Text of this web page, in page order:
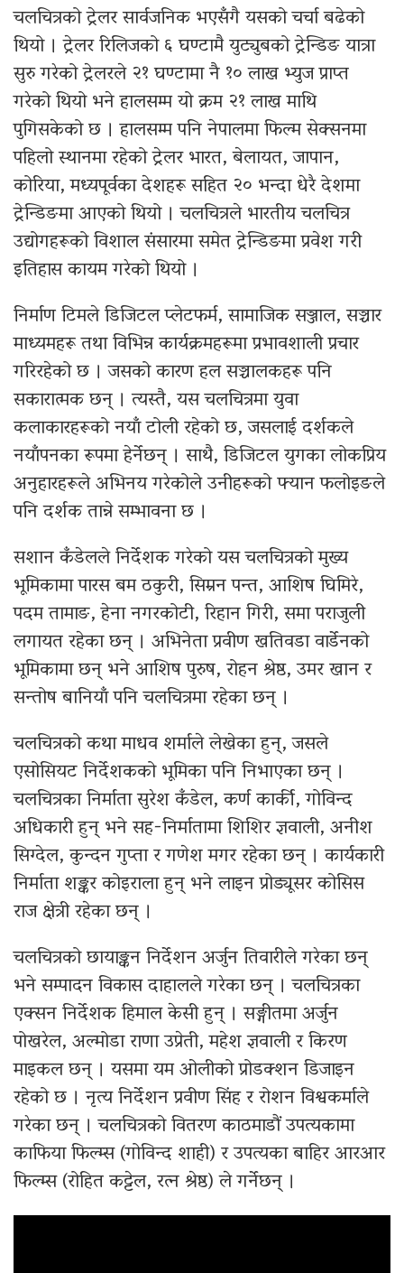
चलचित्रको ट्रेलर सार्वजनिक भएसँगै यसको चर्चा बढेको
थियो । ट्रेलर रिलिजको ६ घण्टामै युट्युबको ट्रेन्डिङ यात्रा
सुरु गरेको ट्रेलरले २१ घण्टामा नै १० लाख भ्युज प्राप्त
गरेको थियो भने हालसम्म यो क्रम २१ लाख माथि
पुगिसकेको छ । हालसम्म पनि नेपालमा फिल्म सेक्सनमा
पहिलो स्थानमा रहेको ट्रेलर भारत, बेलायत, जापान,
कोरिया, मध्यपूर्वका देशहरू सहित २० भन्दा धेरै देशमा
ट्रेन्डिङमा आएको थियो । चलचित्रले भारतीय चलचित्र
उद्योगहरूको विशाल संसारमा समेत ट्रेन्डिङमा प्रवेश गरी
इतिहास कायम गरेको थियो ।
निर्माण टिमले डिजिटल प्लेटफर्म, सामाजिक सञ्जाल, सञ्चार
माध्यमहरू तथा विभिन्न कार्यक्रमहरूमा प्रभावशाली प्रचार
गरिरहेको छ । जसको कारण हल सञ्चालकहरू पनि
सकारात्मक छन् । त्यस्तै, यस चलचित्रमा युवा
कलाकारहरूको नयाँ टोली रहेको छ, जसलाई दर्शकले
नयाँपनका रूपमा हेर्नेछन् । साथै, डिजिटल युगका लोकप्रिय
अनुहारहरूले अभिनय गरेकोले उनीहरूको फ्यान फलोइङले
पनि दर्शक तान्ने सम्भावना छ ।
सशान कँडेलले निर्देशक गरेको यस चलचित्रको मुख्य
भूमिकामा पारस बम ठकुरी, सिम्रन पन्त, आशिष घिमिरे,
पदम तामाङ, हेना नगरकोटी, रिहान गिरी, समा पराजुली
लगायत रहेका छन् । अभिनेता प्रवीण खतिवडा वार्डेनको
भूमिकामा छन् भने आशिष पुरुष, रोहन श्रेष्ठ, उमर खान र
सन्तोष बानियाँ पनि चलचित्रमा रहेका छन् ।
चलचित्रको कथा माधव शर्माले लेखेका हुन्, जसले
एसोसियट निर्देशकको भूमिका पनि निभाएका छन् ।
चलचित्रका निर्माता सुरेश कँडेल, कर्ण कार्की, गोविन्द
अधिकारी हुन् भने सह-निर्मातामा शिशिर ज्ञवाली, अनीश
सिग्देल, कुन्दन गुप्ता र गणेश मगर रहेका छन् । कार्यकारी
निर्माता शङ्कर कोइराला हुन् भने लाइन प्रोड्यूसर कोसिस
राज क्षेत्री रहेका छन् ।
चलचित्रको छायाङ्कन निर्देशन अर्जुन तिवारीले गरेका छन्
भने सम्पादन विकास दाहालले गरेका छन् । चलचित्रका
एक्सन निर्देशक हिमाल केसी हुन् । सङ्गीतमा अर्जुन
पोखरेल, अल्मोडा राणा उप्रेती, महेश ज्ञवाली र किरण
माइकल छन् । यसमा यम ओलीको प्रोडक्शन डिजाइन
रहेको छ । नृत्य निर्देशन प्रवीण सिंह र रोशन विश्वकर्माले
गरेका छन् । चलचित्रको वितरण काठमाडौं उपत्यकामा
काफिया फिल्म्स (गोविन्द शाही) र उपत्यका बाहिर आरआर
फिल्म्स (रोहित कट्टेल, रत्न श्रेष्ठ) ले गर्नेछन् ।